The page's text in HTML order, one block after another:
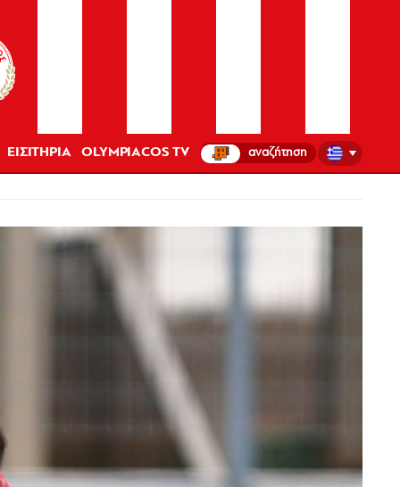
ΕΙΣΙΤΗΡΙΑ OLYMPIACOS TV